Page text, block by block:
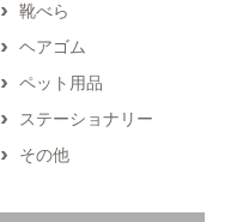
靴べら
ヘアゴム
ペット用品
ステーショナリー
その他